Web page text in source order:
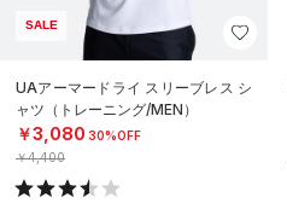
SALE
UAアーマードライ スリーブレス シ
ャツ（トレーニング/MEN）
￥3,080 30%OFF
￥4,400